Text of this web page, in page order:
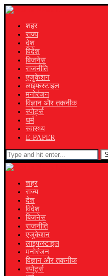
शहर
राज्य
देश
विदेश
बिजनेस
राजनीति
एजुकेशन
लाइफस्टाइल
मनोरंजन
विज्ञान और तकनीक
स्पोर्ट्स
धर्म
स्वास्थ्य
E-PAPER
शहर
राज्य
देश
विदेश
बिजनेस
राजनीति
एजुकेशन
लाइफस्टाइल
मनोरंजन
विज्ञान और तकनीक
स्पोर्ट्स